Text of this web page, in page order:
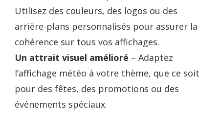
Utilisez des couleurs, des logos ou des
arrière-plans personnalisés pour assurer la
cohérence sur tous vos affichages.
Un attrait visuel amélioré – Adaptez
l’affichage météo à votre thème, que ce soit
pour des fêtes, des promotions ou des
événements spéciaux.